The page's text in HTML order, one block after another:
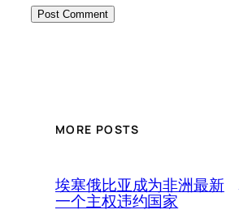
MORE POSTS
埃塞俄比亚成为非洲最新
一个主权违约国家